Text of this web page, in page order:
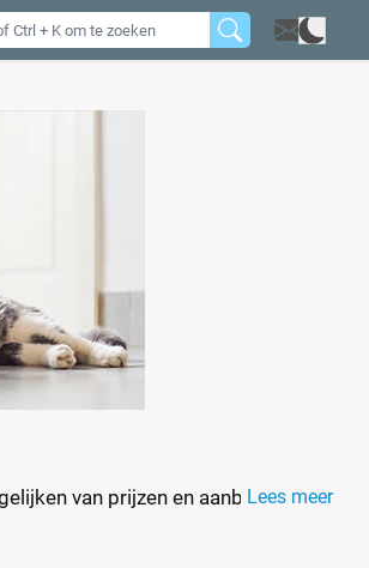
van prijzen en aanbiedingen
Lees meer